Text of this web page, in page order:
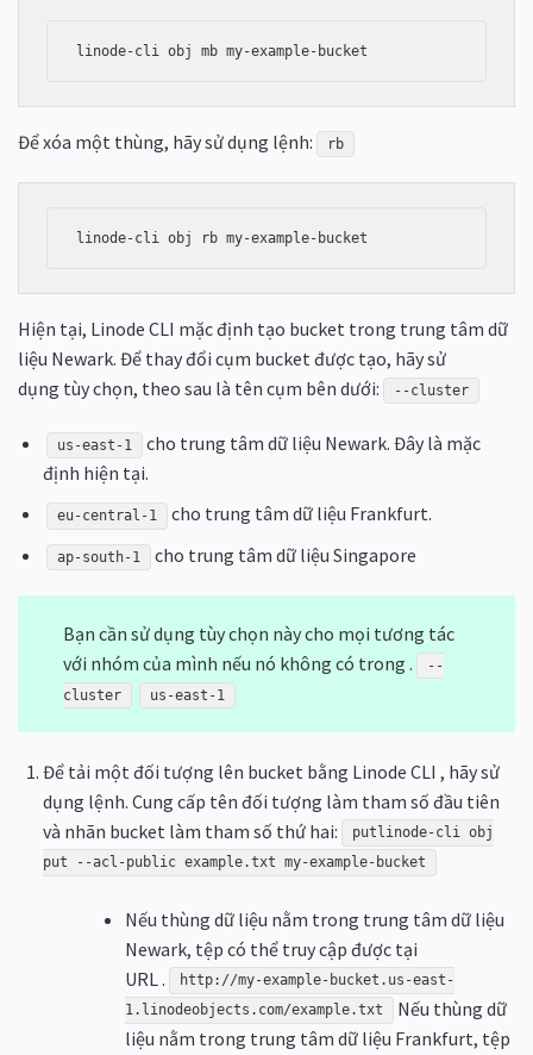
Để xóa một thùng, hãy sử dụng lệnh: rb
Hiện tại, Linode CLI mặc định tạo bucket trong trung tâm dữ
liệu Newark. Để thay đổi cụm bucket được tạo, hãy sử
dụng tùy chọn, theo sau là tên cụm bên dưới:
--cluster
us-east-1
cho trung tâm dữ liệu Newark. Đây là mặc
định hiện tại.
eu-central-1 cho trung tâm dữ liệu Frankfurt.
ap-south-1 cho trung tâm dữ liệu Singapore
Bạn cần sử dụng tùy chọn này cho mọi tương tác
với nhóm của mình nếu nó không có trong .
--
cluster
us-east-1
Để tải một đối tượng lên bucket bằng Linode CLI , hãy sử
dụng lệnh. Cung cấp tên đối tượng làm tham số đầu tiên
và nhãn bucket làm tham số thứ hai:
putlinode-cli obj
put --acl-public example.txt my-example-bucket
Nếu thùng dữ liệu nằm trong trung tâm dữ liệu
Newark, tệp có thể truy cập được tại
URL .
http://my-example-bucket.us-east-
1.linodeobjects.com/example.txt
Nếu thùng dữ
liệu nằm trong trung tâm dữ liệu Frankfurt, tệp